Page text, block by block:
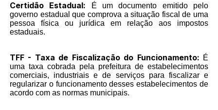
Certidão Estadual: É um documento emitido pelo
governo estadual que comprova a situação fiscal de uma
pessoa física ou jurídica em relação aos impostos
estaduais.
TFF - Taxa de Fiscalização do Funcionamento: É
uma taxa cobrada pela prefeitura de estabelecimentos
comerciais, industriais e de serviços para fiscalizar e
regularizar o funcionamento desses estabelecimentos de
acordo com as normas municipais.